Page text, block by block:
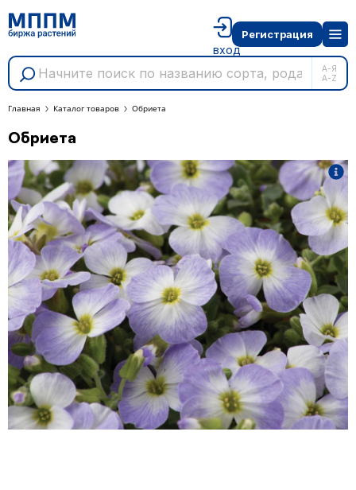
А-Я
A-Z
вход
Регистрация
Главная Каталог товаров Обриета
Обриета